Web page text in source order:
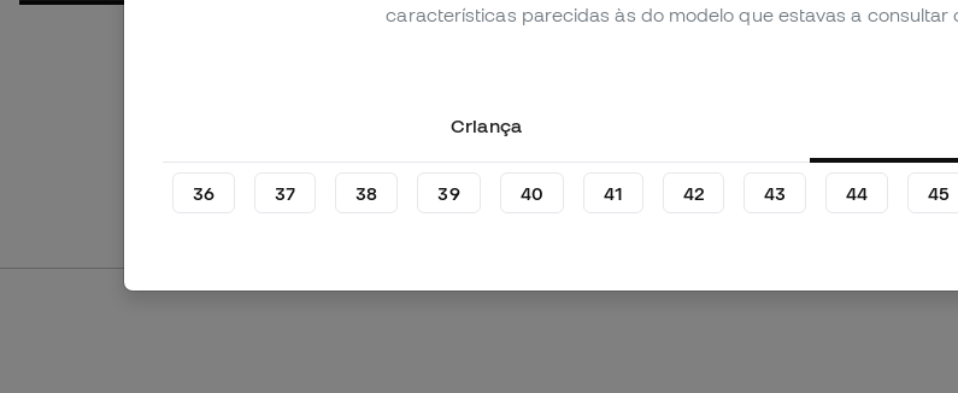
características parecidas às do modelo que estavas a consultar
Criança
36 37 38 39 40 41 42 43 44 45